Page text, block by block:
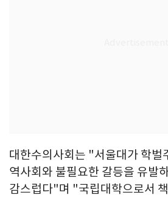
대한수의사회는 "서울대가 학벌
역사회와 불필요한 갈등을 유발
감스럽다"며 "국립대학으로서